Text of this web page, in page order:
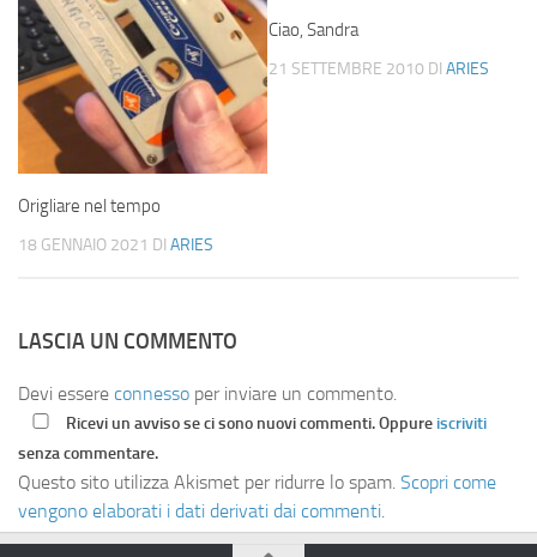
Origliare nel tempo
18 GENNAIO 2021 DI ARIES
Ciao, Sandra
21 SETTEMBRE 2010 DI ARIES
LASCIA UN COMMENTO
Devi essere connesso per inviare un commento.
Ricevi un avviso se ci sono nuovi commenti. Oppure iscriviti
senza commentare.
Questo sito utilizza Akismet per ridurre lo spam. Scopri come
vengono elaborati i dati derivati dai commenti.